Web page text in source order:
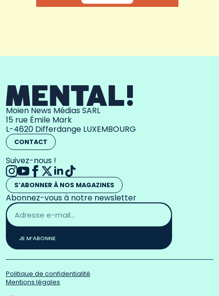
Moien News Médias SARL
15 rue Émile Mark
L-4620 Differdange LUXEMBOURG
CONTACT
Suivez-nous !
S’ABONNER À NOS MAGAZINES
Abonnez-vous à notre newsletter
Adresse
email
*
JE M’ABONNE
Politique de confidentialité
Mentions légales